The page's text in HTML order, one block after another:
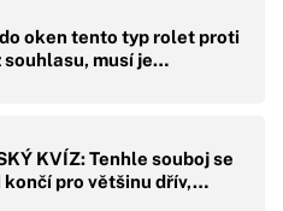
oken tento typ rolet proti
souhlasu, musí je…
KVÍZ: Tenhle souboj se
končí pro většinu dřív,…